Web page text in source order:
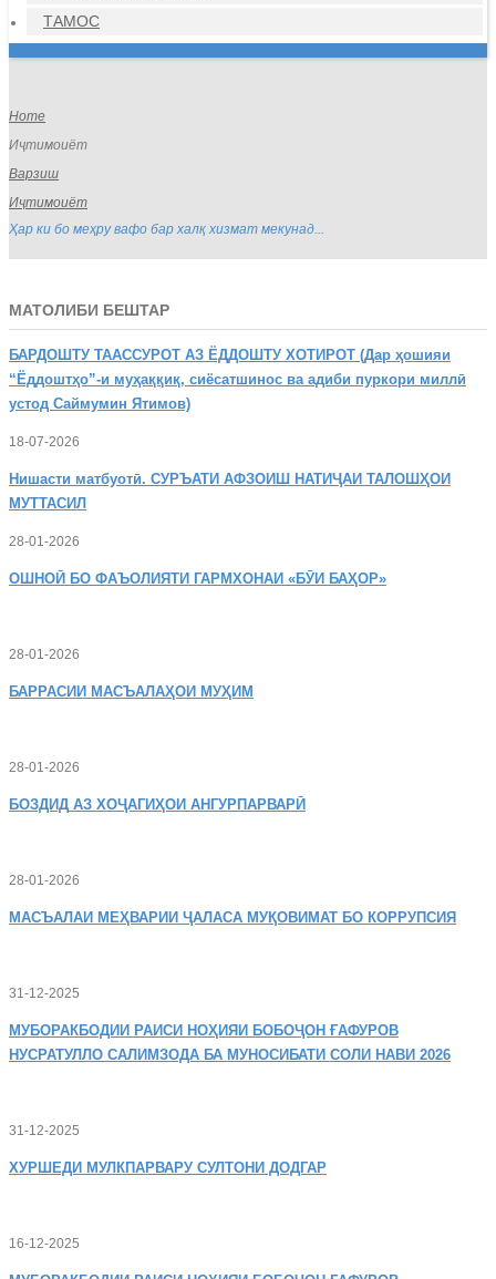
ТАМОС
Home
Иҷтимоиёт
Варзиш
Иҷтимоиёт
Ҳар ки бо меҳру вафо бар халқ хизмат мекунад...
МАТОЛИБИ БЕШТАР
БАРДОШТУ ТААССУРОТ АЗ ЁДДОШТУ ХОТИРОТ (Дар ҳошияи
“Ёддоштҳо”-и муҳаққиқ, сиёсатшинос ва адиби пуркори миллӣ
устод Саймумин Ятимов)
18-07-2026
Нишасти матбуотӣ. СУРЪАТИ АФЗОИШ НАТИҶАИ ТАЛОШҲОИ
МУТТАСИЛ
28-01-2026
ОШНОӢ БО ФАЪОЛИЯТИ ГАРМХОНАИ «БӮИ БАҲОР»
28-01-2026
БАРРАСИИ МАСЪАЛАҲОИ МУҲИМ
28-01-2026
БОЗДИД АЗ ХОҶАГИҲОИ АНГУРПАРВАРӢ
28-01-2026
МАСЪАЛАИ МЕҲВАРИИ ҶАЛАСА МУҚОВИМАТ БО КОРРУПСИЯ
31-12-2025
МУБОРАКБОДИИ РАИСИ НОҲИЯИ БОБОҶОН ҒАФУРОВ
НУСРАТУЛЛО САЛИМЗОДА БА МУНОСИБАТИ СОЛИ НАВИ 2026
31-12-2025
ХУРШЕДИ МУЛКПАРВАРУ СУЛТОНИ ДОДГАР
16-12-2025